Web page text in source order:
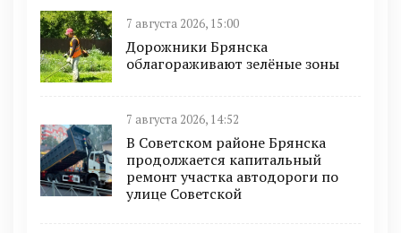
7 августа 2026, 15:00
Дорожники Брянска
облагораживают зелёные зоны
7 августа 2026, 14:52
В Советском районе Брянска
продолжается капитальный
ремонт участка автодороги по
улице Советской